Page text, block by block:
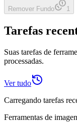
Remover Fundo 1
Tarefas
Suas tarefas de
processadas.
Ver tudo
Carregando tarefas
Ferramentas de